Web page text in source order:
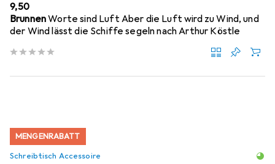
EUR
9,50
BrunnenWorte sind Luft Aber die Luft wird zu Wind, und
der Wind lässt die Schiffe segeln nach Arthur Köstle
MENGENRABATT
Schreibtisch Accessoire